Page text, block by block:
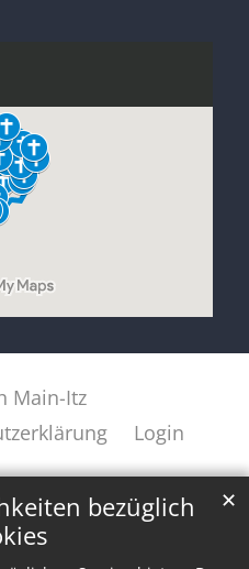
bezüglich
✕
Main-Itz
Login